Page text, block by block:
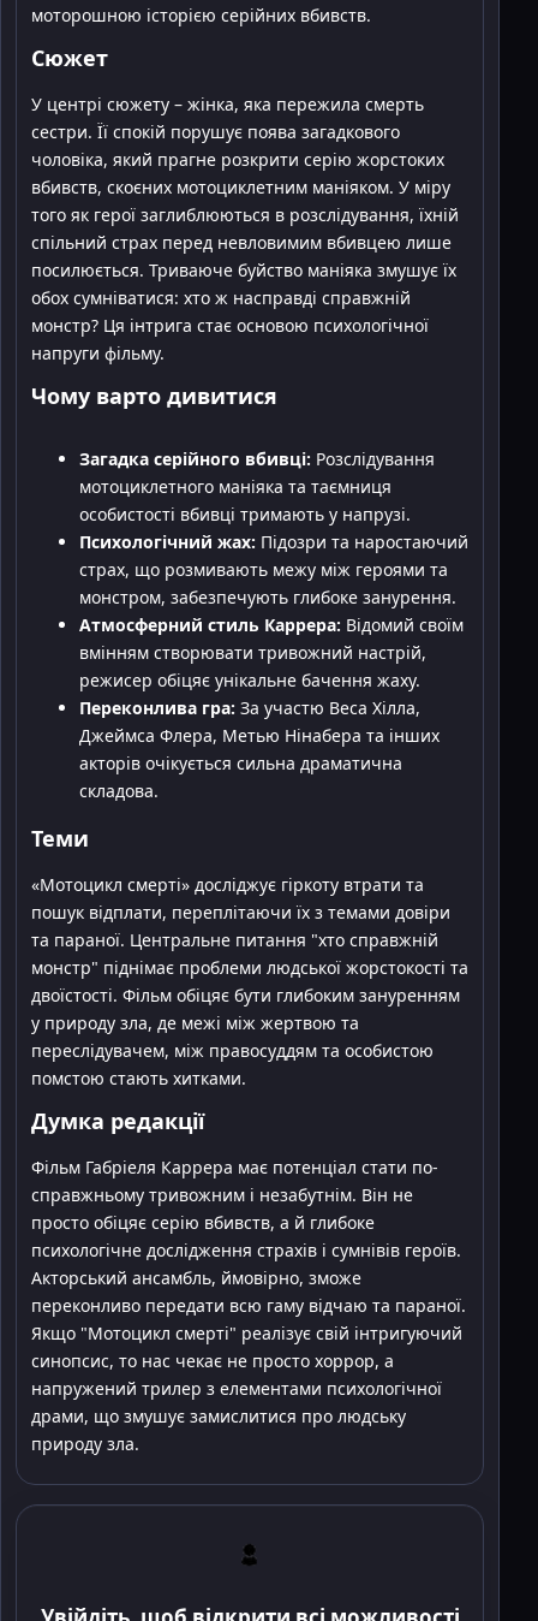
моторошною історією серійних вбивств.
Сюжет
У центрі сюжету – жінка, яка пережила смерть
сестри. Її спокій порушує поява загадкового
чоловіка, який прагне розкрити серію жорстоких
вбивств, скоєних мотоциклетним маніяком. У міру
того як герої заглиблюються в розслідування, їхній
спільний страх перед невловимим вбивцею лише
посилюється. Триваюче буйство маніяка змушує їх
обох сумніватися: хто ж насправді справжній
монстр? Ця інтрига стає основою психологічної
напруги фільму.
Чому варто дивитися
Загадка серійного вбивці: Розслідування
мотоциклетного маніяка та таємниця
особистості вбивці тримають у напрузі.
Психологічний жах: Підозри та наростаючий
страх, що розмивають межу між героями та
монстром, забезпечують глибоке занурення.
Атмосферний стиль Каррера: Відомий своїм
вмінням створювати тривожний настрій,
режисер обіцяє унікальне бачення жаху.
Переконлива гра: За участю Веса Хілла,
Джеймса Флера, Метью Нінабера та інших
акторів очікується сильна драматична
складова.
Теми
«Мотоцикл смерті» досліджує гіркоту втрати та
пошук відплати, переплітаючи їх з темами довіри
та параної. Центральне питання "хто справжній
монстр" піднімає проблеми людської жорстокості та
двоїстості. Фільм обіцяє бути глибоким зануренням
у природу зла, де межі між жертвою та
переслідувачем, між правосуддям та особистою
помстою стають хитками.
Думка редакції
Фільм Габріеля Каррера має потенціал стати по-
справжньому тривожним і незабутнім. Він не
просто обіцяє серію вбивств, а й глибоке
психологічне дослідження страхів і сумнівів героїв.
Акторський ансамбль, ймовірно, зможе
переконливо передати всю гаму відчаю та параної.
Якщо "Мотоцикл смерті" реалізує свій інтригуючий
синопсис, то нас чекає не просто хоррор, а
напружений трилер з елементами психологічної
драми, що змушує замислитися про людську
природу зла.